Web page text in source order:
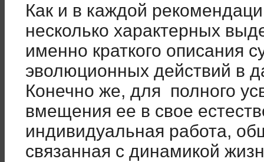
Как и в каждой
несколько характерных
именно краткого описания
эволюционных действий в
Конечно же, для полного
вмещения ее в свое
индивидуальная работа,
связанная с динамикой